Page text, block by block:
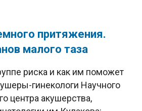
притяжения.
малого таза
риска и как им поможет
гинекологи Научного
центра акушерства,